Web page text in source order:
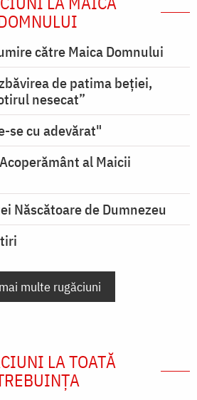
către Maica Domnului
de patima beției,
nesecat”
se cu adevărat"
al Maicii
Născătoare de Dumnezeu
multe rugăciuni
LA TOATĂ